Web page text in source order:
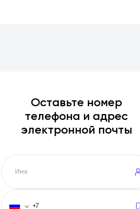
Оставьте номер
телефона и адрес
электронной почты